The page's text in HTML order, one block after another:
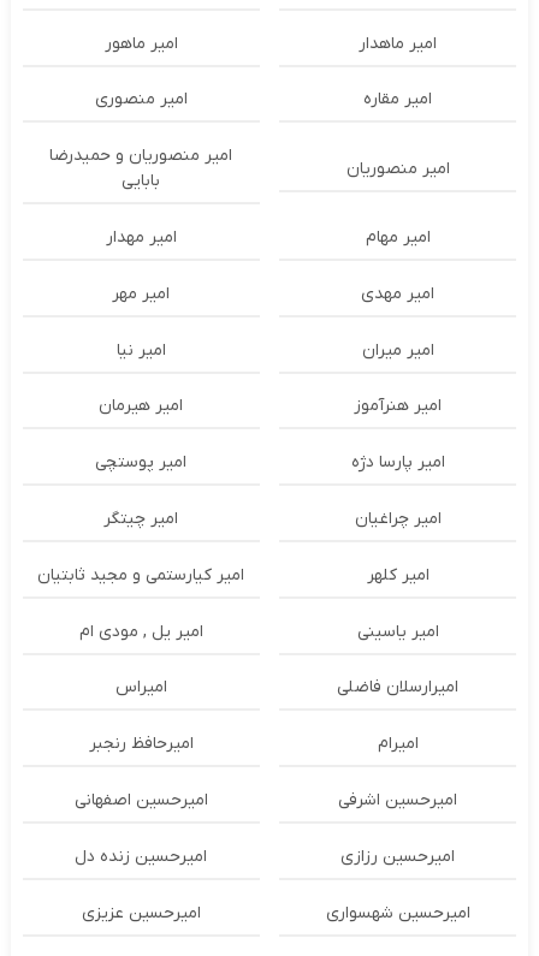
امیر ماهدار امیر ماهور
امیر مقاره امیر منصوری
امیر منصوریان
امیر منصوریان و حمیدرضا
بابایی
امیر مهام امیر مهدار
امیر مهدی امیر مهر
امیر میران امیر نیا
امیر هنرآموز امیر هیرمان
امیر پارسا دژه امیر پوستچی
امیر چراغیان امیر چیتگر
امیر کلهر امیر کیارستمی و مجید ثابتیان
امیر یاسینی امیر یل , مودی ام
امیرارسلان فاضلی امیراس
امیرام امیرحافظ رنجبر
امیرحسین اشرفی امیرحسین اصفهانی
امیرحسین رزازی امیرحسین زنده دل
امیرحسین شهسواری امیرحسین عزیزی